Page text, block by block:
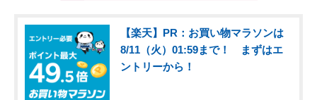
【楽天】PR：お買い物マラソンは
8/11（火）01:59まで！ まずはエ
ントリーから！